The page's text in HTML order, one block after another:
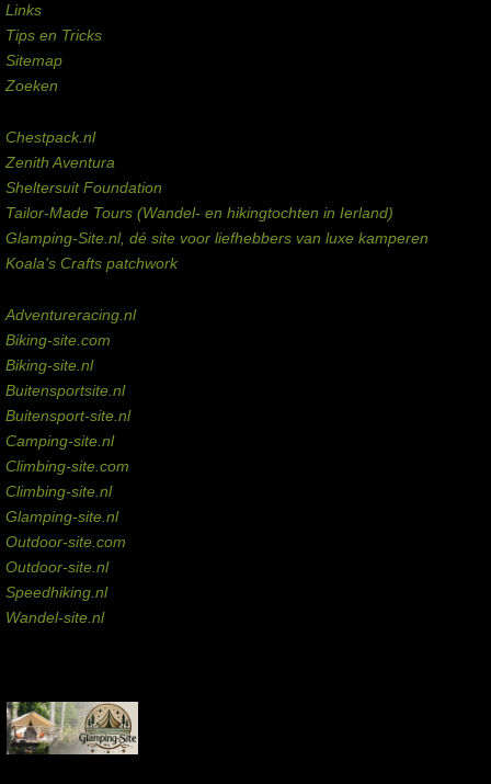
Links
Tips en Tricks
Sitemap
Zoeken
Chestpack.nl
Zenith Aventura
Sheltersuit Foundation
Tailor-Made Tours (Wandel- en hikingtochten in Ierland)
Glamping-Site.nl, dé site voor liefhebbers van luxe kamperen
Koala's Crafts patchwork
Adventureracing.nl
Biking-site.com
Biking-site.nl
Buitensportsite.nl
Buitensport-site.nl
Camping-site.nl
Climbing-site.com
Climbing-site.nl
Glamping-site.nl
Outdoor-site.com
Outdoor-site.nl
Speedhiking.nl
Wandel-site.nl